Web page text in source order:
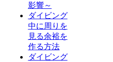
影響～
ダイビング
中に周りを
見る余裕を
作る方法
ダイビング